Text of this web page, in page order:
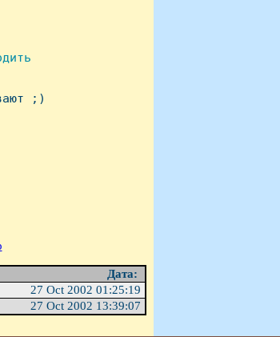
;)
Дата:
27 Oct 2002 01:25:19
27 Oct 2002 13:39:07